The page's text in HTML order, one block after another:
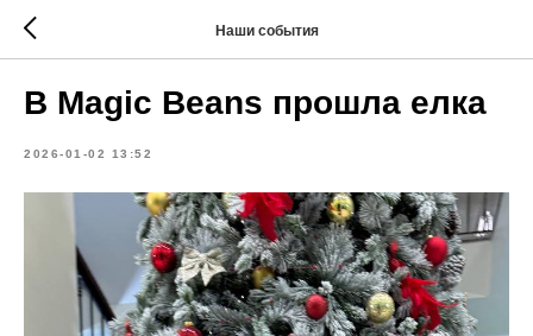
Наши события
В Magic Beans прошла елка
2026-01-02 13:52